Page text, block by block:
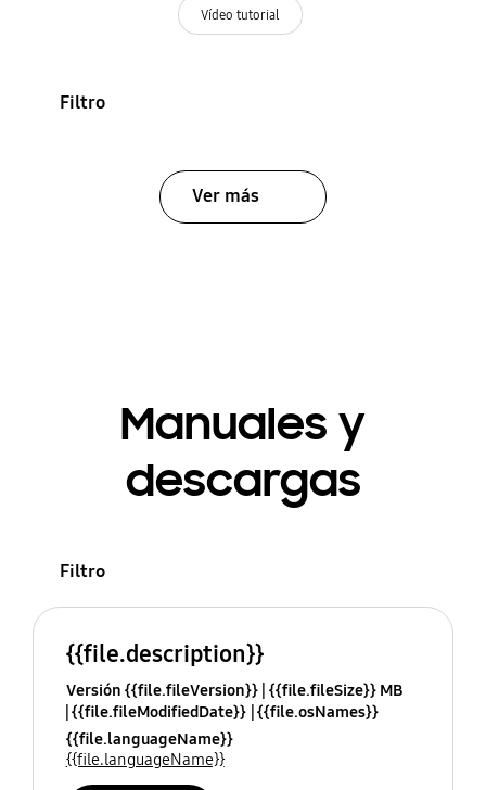
Vídeo tutorial
Filtro
Ver más
Manuales y
descargas
Filtro
{{file.description}}
Versión {{file.fileVersion}} {{file.fileSize}} MB
{{file.fileModifiedDate}} {{file.osNames}}
{{file.languageName}}
{{file.languageName}}